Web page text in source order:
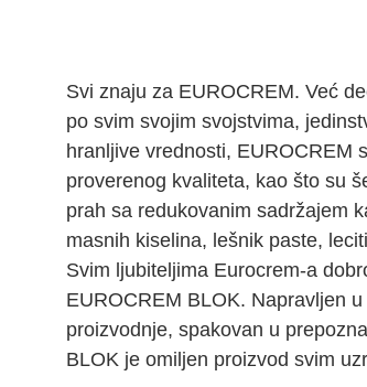
Svi znaju za EUROCREM. Već
po svim svojim svojstvima,
hranljive vrednosti, EUROCREM
proverenog kvaliteta, kao što su
prah sa redukovanim sadržajem
masnih kiselina, lešnik paste,
Svim ljubiteljima Eurocrem-a
EUROCREM BLOK. Napravljen
proizvodnje, spakovan u
BLOK je omiljen proizvod svim